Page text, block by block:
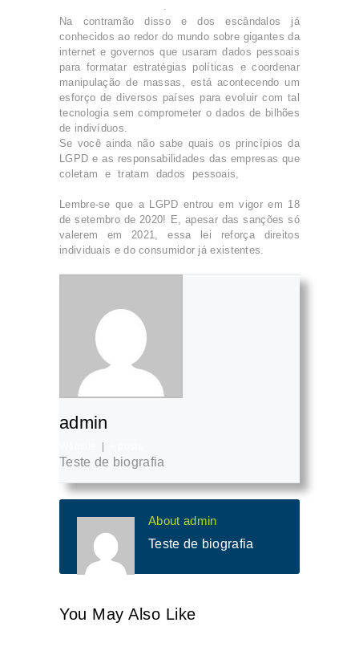
Na contramão disso e dos escândalos já
conhecidos ao redor do mundo sobre gigantes da
internet e governos que usaram dados pessoais
para formatar estratégias políticas e coordenar
manipulação de massas, está acontecendo um
esforço de diversos países para evoluir com tal
tecnologia sem comprometer o dados de bilhões
de indivíduos.
Se você ainda não sabe quais os princípios da
LGPD e as responsabilidades das empresas que
coletam e tratam dados pessoais,
Lembre-se que a LGPD entrou em vigor em 18
de setembro de 2020! E, apesar das sanções só
valerem em 2021, essa lei reforça direitos
individuais e do consumidor já existentes.
admin
Teste de biografia
About admin
Teste de biografia
You May Also Like